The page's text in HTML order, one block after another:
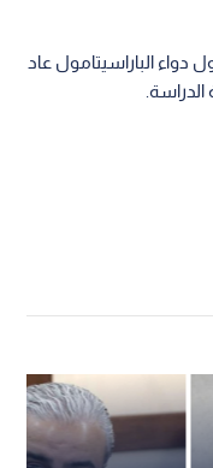
دواء الباراسيتامول عاد